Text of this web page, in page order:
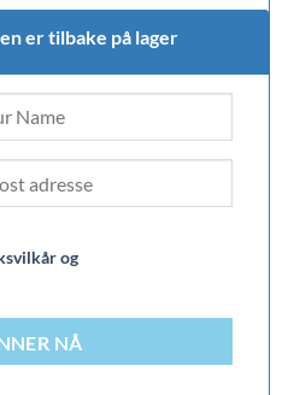
er tilbake på lager
og
NÅ